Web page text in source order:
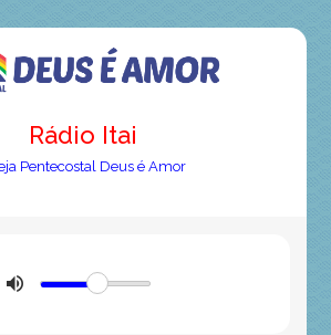
Rádio Itai
Pentecostal Deus é Amor